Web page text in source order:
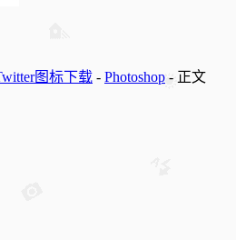
图标下载 - Photoshop - 正文